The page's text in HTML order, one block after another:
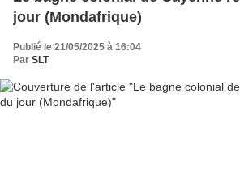
jour (Mondafrique)
Publié le 21/05/2025 à 16:04
Par SLT